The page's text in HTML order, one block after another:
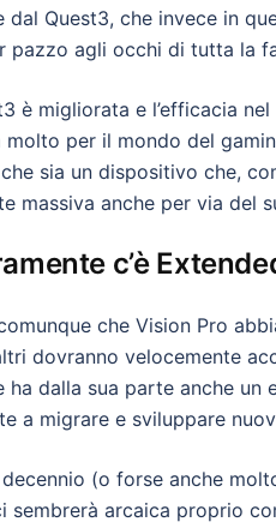
dal Quest3, che invece in
pazzo agli occhi di tutta la
è migliorata e l’efficacia
per il mondo del
sia un dispositivo che,
massiva anche per via del
c’è
che Vision Pro
dovranno velocemente
dalla sua parte anche
a migrare e sviluppare
(o forse anche
sembrerà arcaica proprio